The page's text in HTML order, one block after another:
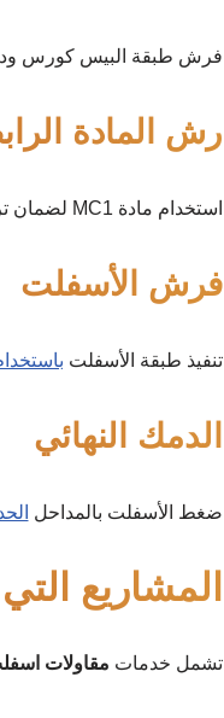
فرش طبقة البيس كورس
رش المادة
استخدام مادة MC1 لضمان ترابط طبقات الأسفلت.
فرش الأسفلت
تنفيذ طبقة الأسفلت
الدمك النهائي
ضغط الأسفلت بالمداحل
المشاريع
تشمل خدمات مقاولات